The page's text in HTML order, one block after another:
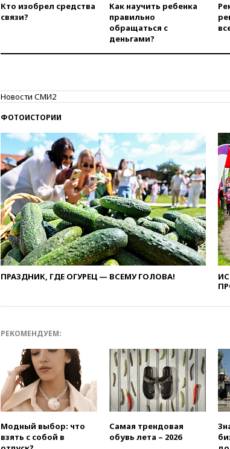
Кто изобрел средства
связи?
Как научить ребенка
правильно
обращаться с
деньгами?
Новости СМИ2
ФОТОИСТОРИИ
ПРАЗДНИК, ГДЕ ОГУРЕЦ — ВСЕМУ ГОЛОВА!
РЕКОМЕНДУЕМ:
Модный выбор: что
взять с собой в
Самая трендовая
обувь лета – 2026